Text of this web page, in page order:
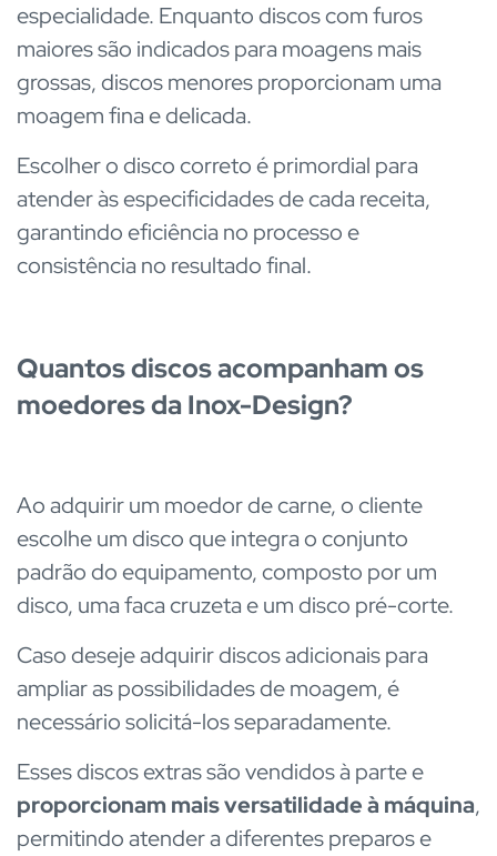
especialidade. Enquanto discos com furos
maiores são indicados para moagens mais
grossas, discos menores proporcionam uma
moagem fina e delicada.
Escolher o disco correto é primordial para
atender às especificidades de cada receita,
garantindo eficiência no processo e
consistência no resultado final.
Quantos discos acompanham os
moedores da Inox-Design?
Ao adquirir um moedor de carne, o cliente
escolhe um disco que integra o conjunto
padrão do equipamento, composto por um
disco, uma faca cruzeta e um disco pré-corte.
Caso deseje adquirir discos adicionais para
ampliar as possibilidades de moagem, é
necessário solicitá-los separadamente.
Esses discos extras são vendidos à parte e
proporcionam mais versatilidade à máquina,
permitindo atender a diferentes preparos e